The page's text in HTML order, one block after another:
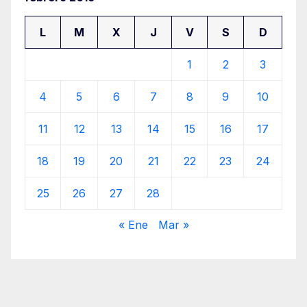
L M X J V S D
1 2 3
4 5 6 7 8 9 10
11 12 13 14 15 16 17
18 19 20 21 22 23 24
25 26 27 28
« Ene Mar »